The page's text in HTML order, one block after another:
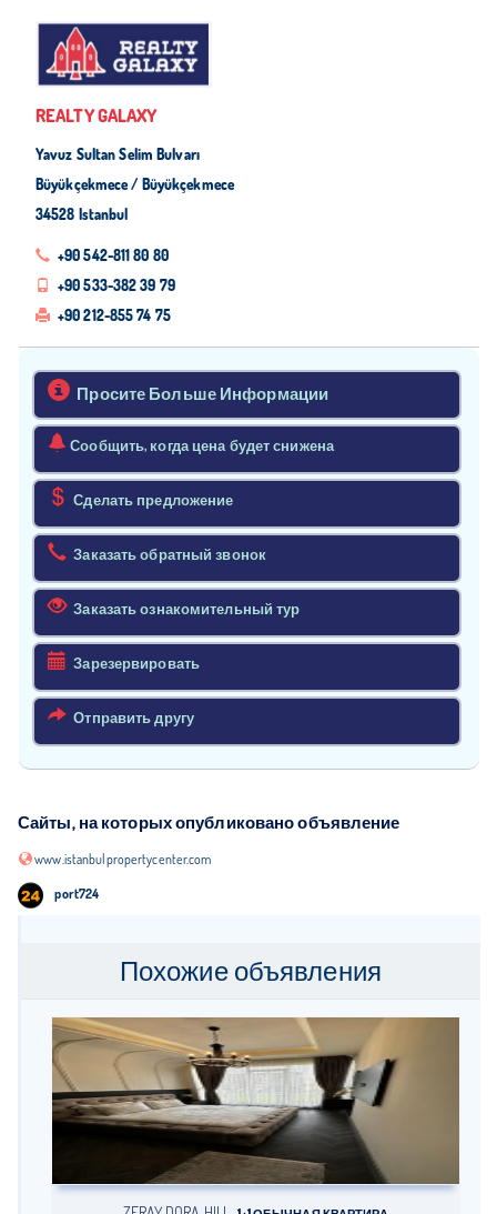
REALTY GALAXY
Yavuz Sultan Selim Bulvarı
Büyükçekmece / Büyükçekmece
34528 Istanbul
+90 542-811 80 80
+90 533-382 39 79
+90 212-855 74 75
Просите Больше Информации
Сообщить, когда цена будет снижена
Сделать предложение
Заказать обратный звонок
Заказать ознакомительный тур
Зарезервировать
Отправить другу
Сайты, на которых опубликовано объявление
www.istanbulpropertycenter.com
port724
Похожие объявления